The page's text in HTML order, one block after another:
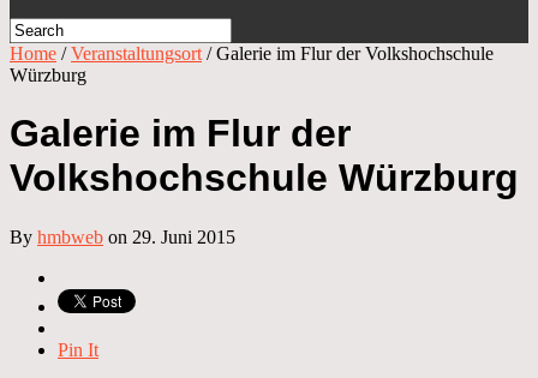
Home /Veranstaltungsort /Galerie im Flur der Volkshochschule
Würzburg
Galerie im Flur der
Volkshochschule Würzburg
By hmbweb on 29. Juni 2015
Pin It